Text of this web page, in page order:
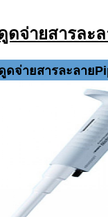
ดจ่ายสารละ
ดจ่ายสารละลาย